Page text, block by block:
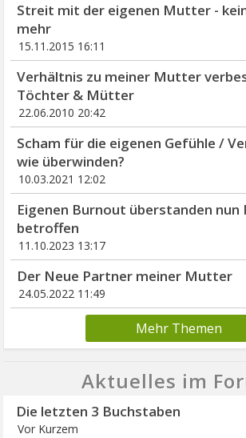
Streit mit der eigenen Mutter -
mehr
15.11.2015 16:11
Verhältnis zu meiner Mutter
Töchter & Mütter
22.06.2010 20:42
Scham für die eigenen Gefühle /
wie überwinden?
10.03.2021 12:02
Eigenen Burnout überstanden nun
betroffen
11.10.2023 13:17
Der Neue Partner meiner Mutter
24.05.2022 11:49
Mehr Themen
Aktuelles im
Die letzten 3 Buchstaben
Vor Kurzem